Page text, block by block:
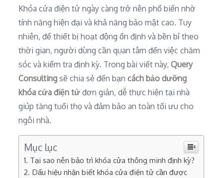
Khóa cửa điện tử ngày càng trở nên phổ biến nhờ
tính năng hiện đại và khả năng bảo mật cao. Tuy
nhiên, để thiết bị hoạt động ổn định và bền bỉ theo
thời gian, người dùng cần quan tâm đến việc chăm
sóc và kiểm tra định kỳ. Trong bài viết này,Query
Consulting sẽ chia sẻ đến bạncách bảo dưỡng
khóa cửa điện tử đơn giản, dễ thực hiện tại nhà
giúp tăng tuổi thọ và đảm bảo an toàn tối ưu cho
ngôi nhà.
Mục lục
Tại sao nên bảo trì khóa cửa thông minh định kỳ?
Dấu hiệu nhận biết khóa cửa điện tử cần được